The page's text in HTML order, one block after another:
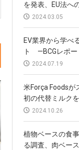
を発表、EU法へ
2024.03.05
EV業界から学べ
ト —BCGレポー
2024.07.19
米Força Foodsが
初の代替ミルク
2024.10.26
植物ベースの食
る調査、肉ベー